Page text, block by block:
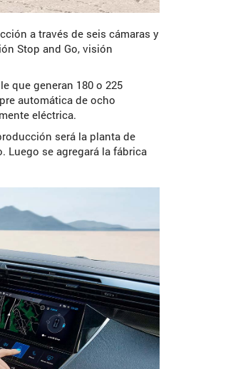
a través de seis cámaras y
Stop and Go, visión
que generan 180 o 225
automática de ocho
eléctrica.
será la planta de
Luego se agregará la fábrica